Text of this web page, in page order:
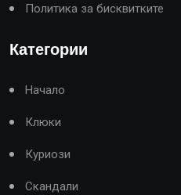
Политика за бисквитките
Категории
Начало
Клюки
Куриози
Скандали